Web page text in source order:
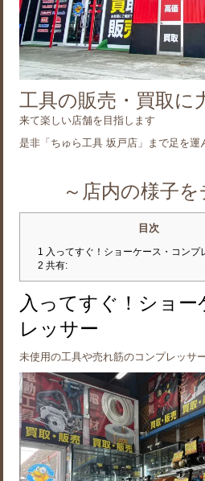
工具の販売・買取に
来て楽しい店舗を目指します
是非「ちゅら工具 坂戸店」まで足を運
～店内の様子
目次
1 入ってすぐ！ショーケース・コンプ
2 共有:
入ってすぐ！ショ
レッサー
未使用の工具や売れ筋のコンプレッサ